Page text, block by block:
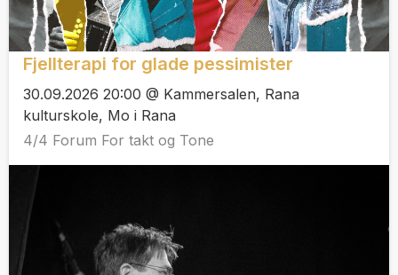
Fjellterapi for glade pessimister
30.09.2026 20:00 @ Kammersalen, Rana
kulturskole, Mo i Rana
4/4 Forum For takt og Tone